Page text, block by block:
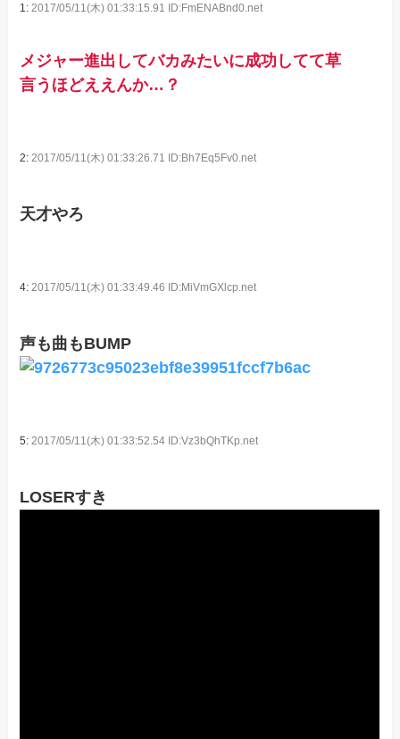
1: 2017/05/11(木) 01:33:15.91 ID:FmENABnd0.net
メジャー進出してバカみたいに成功してて草
言うほどええんか…？
2:2017/05/11(木) 01:33:26.71 ID:Bh7Eq5Fv0.net
天才やろ
4:2017/05/11(木) 01:33:49.46 ID:MiVmGXlcp.net
声も曲もBUMP
5:2017/05/11(木) 01:33:52.54 ID:Vz3bQhTKp.net
LOSERすき